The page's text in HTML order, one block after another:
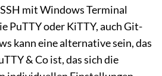
mit Windows Terminal
PuTTY oder KiTTY, auch Git-
kann eine alternative sein, das
& Co ist, das sich die